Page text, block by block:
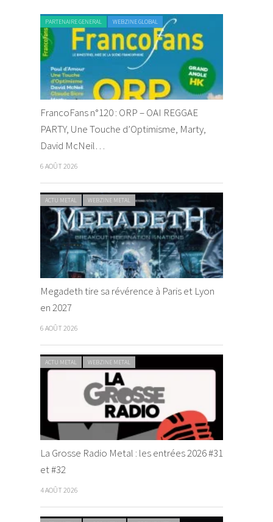
PARTENAIRE GENERAL WEBZINE GLOBAL
FrancoFans n°120 : ORP – OAI REGGAE
PARTY, Une Touche d’Optimisme, Marty,
David McNeil…
6 AOÛT 2026
ACTU METAL WEBZINE METAL
Megadeth tire sa révérence à Paris et Lyon
en 2027
6 AOÛT 2026
ACTU METAL WEBZINE METAL
La Grosse Radio Metal : les entrées 2026 #31
et #32
4 AOÛT 2026